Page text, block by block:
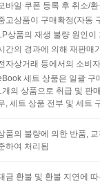
바일 쿠폰 등록 후 취소/
고상품이 구매확정(자동
상품의 재생 불량 원인
간의 경과에 의해 재판매
자상거래 등에서의 소비
세트 상품은 일괄 구
개의 상품으로 취급 및 판
, 세트 상품 전부 및 세트
품의 불량에 의한 반품,
하여 처리됨
금 환불 및 환불 지연에